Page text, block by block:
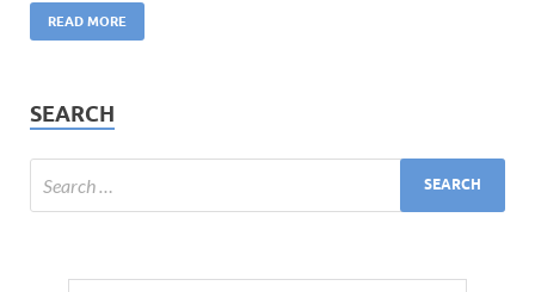
READ MORE
SEARCH